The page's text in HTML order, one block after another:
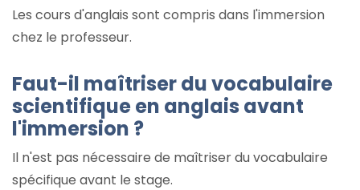
Les cours d'anglais sont compris dans l'immersion
chez le professeur.
Faut-il maîtriser du vocabulaire
scientifique en anglais avant
l'immersion ?
Il n'est pas nécessaire de maîtriser du vocabulaire
spécifique avant le stage.